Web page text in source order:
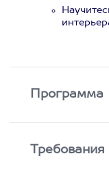
Программа
Требования